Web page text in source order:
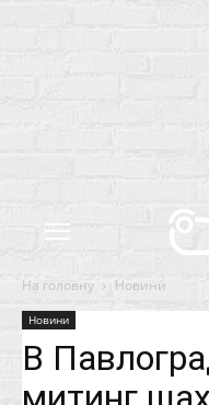
На головну Новини
Новини
В